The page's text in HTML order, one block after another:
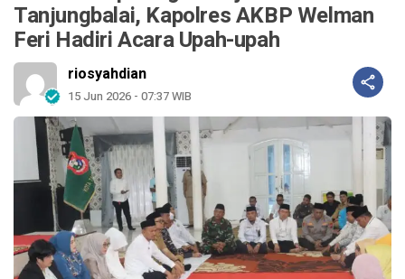
Tanjungbalai, Kapolres AKBP Welman
Feri Hadiri Acara Upah-upah
riosyahdian
15 Jun 2026 - 07:37 WIB